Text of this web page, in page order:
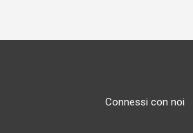
Connessi con noi